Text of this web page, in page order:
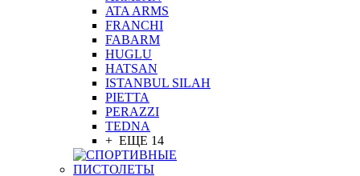
ATA ARMS
FRANCHI
FABARM
HUGLU
HATSAN
ISTANBUL SILAH
PIETTA
PERAZZI
TEDNA
+ ЕЩЕ 14